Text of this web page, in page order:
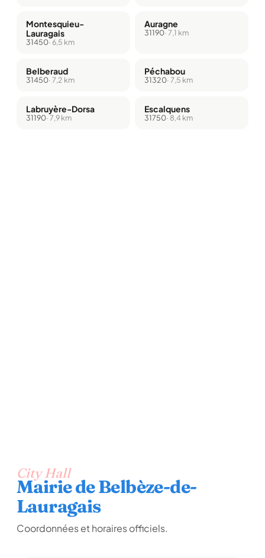
Montesquieu-
Lauragais
31450· 6,5 km
Auragne
31190· 7,1 km
Belberaud
31450· 7,2 km
Péchabou
31320· 7,5 km
Labruyère-Dorsa
31190· 7,9 km
Escalquens
31750· 8,4 km
City Hall
Mairie de Belbèze-de-
Lauragais
Coordonnées et horaires officiels.